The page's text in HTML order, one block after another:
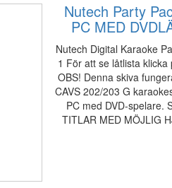
Nutech Party
PC MED
Nutech Digital Karaoke
1 För att se låtlista klicka
OBS! Denna skiva
CAVS 202/203 G
PC med DVD-spelare.
TITLAR MED MÖJLIG